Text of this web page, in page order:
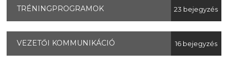
TRÉNINGPROGRAMOK 23 bejegyzés
VEZETŐI KOMMUNIKÁCIÓ 16 bejegyzés